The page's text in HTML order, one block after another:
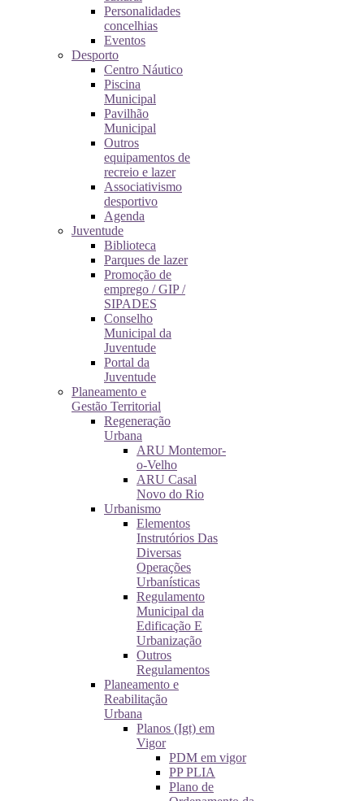
Personalidades
concelhias
Eventos
Desporto
Centro Náutico
Piscina
Municipal
Pavilhão
Municipal
Outros
equipamentos de
recreio e lazer
Associativismo
desportivo
Agenda
Juventude
Biblioteca
Parques de lazer
Promoção de
emprego / GIP /
SIPADES
Conselho
Municipal da
Juventude
Portal da
Juventude
Planeamento e
Gestão Territorial
Regeneração
Urbana
ARU Montemor-
o-Velho
ARU Casal
Novo do Rio
Urbanismo
Elementos
Instrutórios Das
Diversas
Operações
Urbanísticas
Regulamento
Municipal da
Edificação E
Urbanização
Outros
Regulamentos
Planeamento e
Reabilitação
Urbana
Planos (Igt) em
Vigor
PDM em vigor
PP PLIA
Plano de